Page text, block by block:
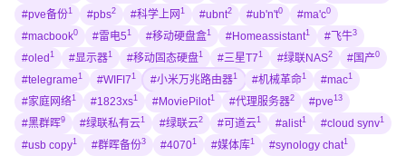
#pve备份1 #pbs2 #科学上网 1 #ubnt2 #ub'n't0 #ma'c0
#macbook0 #雷电5 1 #移动硬盘盒1 #Homeassistant1 #飞牛3
#oled 1 #显示器1 #移动固态硬盘1 #三星T7 1 #绿联NAS2 #国产0
#telegrame 1 #WIFI7 1 #小米万兆路由器1 #机械革命1 #mac1
#家庭网络1 #1823xs1 #MoviePilot1 #代理服务器2 #pve 13
#黑群晖9 #绿联私有云1 #绿联云2 #可道云1 #alist1 #cloud synv1
#usb copy1 #群晖备份3 #40701 #媒体库1 #synology chat1